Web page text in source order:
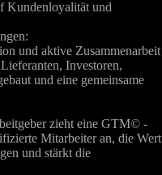
Kundenloyalität und
und aktive Zusammenarbeit
Investoren,
und eine gemeinsame
zieht eine GTM© -
Mitarbeiter an, die Wert
und stärkt die